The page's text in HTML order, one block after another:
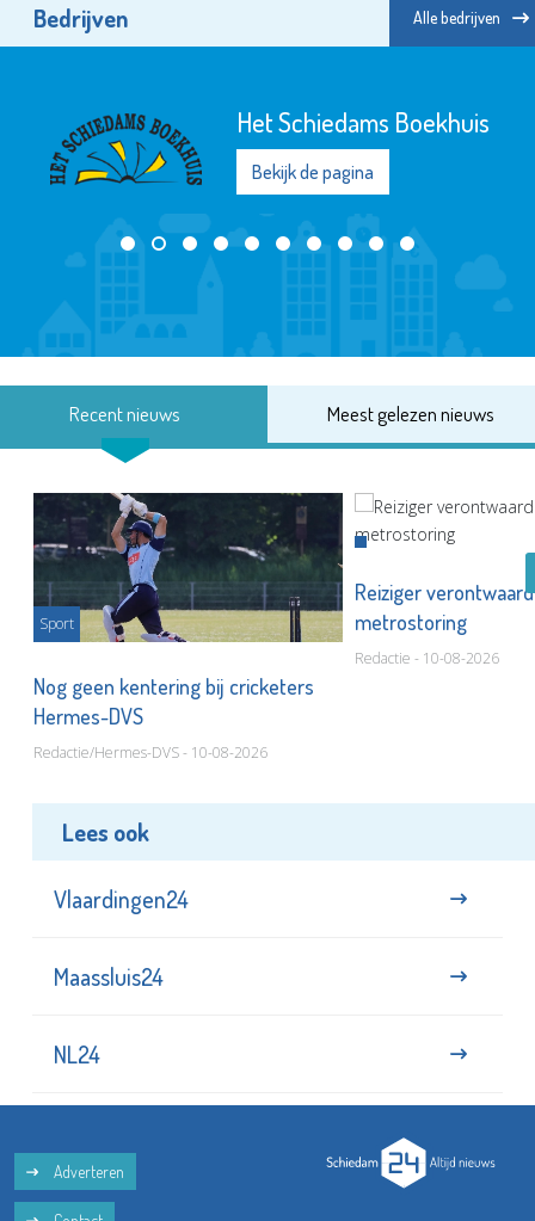
Bedrijven Alle bedrijven
Het Schiedams Boekhuis
Bekijk de pagina
Recent nieuws Meest gelezen nieuws
Sport
Nog geen kentering bij cricketers
Hermes-DVS
Redactie/Hermes-DVS - 10-08-2026
Reiziger
metrostoring
Redactie - 10-08-2026
Lees ook
Vlaardingen24
Maassluis24
NL24
Adverteren